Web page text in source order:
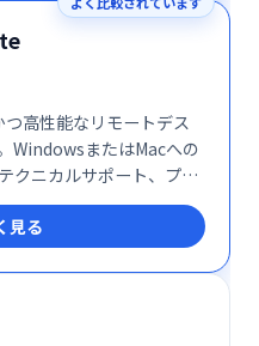
高性能なリモートデス
WindowsまたはMacへの
クニカルサポート、プレ
サポート、リモートワー
す。スムーズな操作性
所を選ばず効率的な作業
不要で、直感的なインタ
簡単に利用できます。
シームレスなリモート
見る